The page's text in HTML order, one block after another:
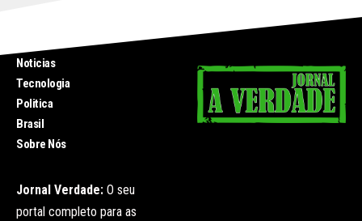
Noticias
Tecnologia
Politica
Brasil
Sobre Nós
Jornal Verdade: O seu
portal completo para as